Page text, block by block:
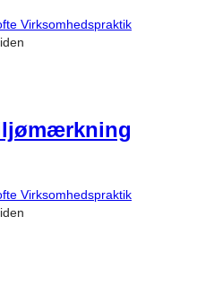
Virksomhedspraktik
Virksomhedspraktik